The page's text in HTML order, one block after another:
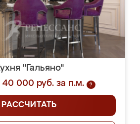
"Гальяно"
40 000 руб. за п.м.
?
РАССЧИТАТЬ